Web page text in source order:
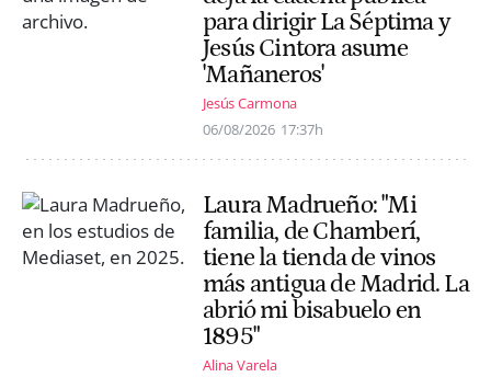
para dirigir La Séptima y
Jesús Cintora asume
'Mañaneros'
Jesús Carmona
06/08/2026 17:37h
Laura Madrueño: "Mi
familia, de Chamberí,
tiene la tienda de vinos
más antigua de Madrid. La
abrió mi bisabuelo en
1895"
Alina Varela